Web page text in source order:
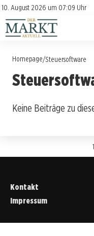
10. August 2026 um 07:09 Uhr
Kontakt
Impressum
Investition
Verbraucherschutz
Homepage/Steuersoftware
Keine Beiträge zu
1
Kontakt
Impressum